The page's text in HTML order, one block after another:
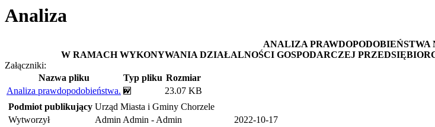
Analiza
ANALIZA PRAWDOPODOBIEŃSTWA
W RAMACH WYKONYWANIA DZIAŁALNOŚCI GOSPODARCZEJ
Załączniki:
Nazwa pliku
Typ pliku Rozmiar
Analiza prawdopodobieństwa.
23.07 KB
Podmiot publikujący Urząd Miasta i Gminy Chorzele
Wytworzył
Admin Admin - Admin
2022-10-17